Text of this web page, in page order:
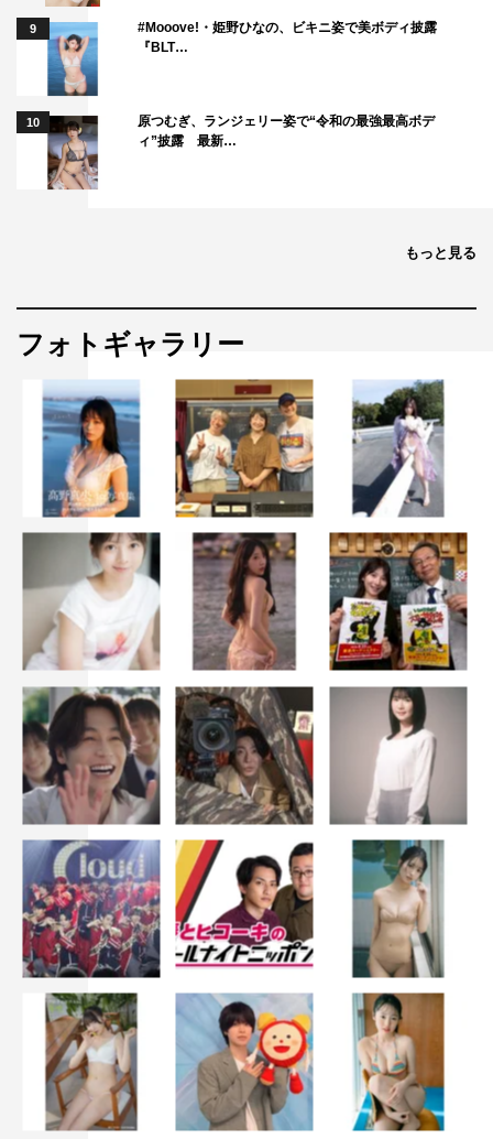
9
#Mooove!・姫野ひなの、ビキニ姿で美ボディ披露
『BLT…
10
原つむぎ、ランジェリー姿で“令和の最強最高ボデ
ィ”披露 最新…
もっと見る
フォトギャラリー